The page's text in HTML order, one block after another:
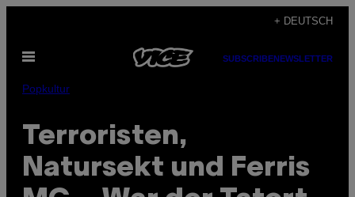
content
+ DEUTSCH
Open
SUBSCRIBENEWSLETTER
Popkultur
Terroristen,
Natursekt und Ferris